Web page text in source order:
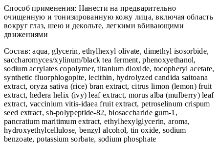
Способ применения: Нанести на предварительно
очищенную и тонизированную кожу лица, включая область
вокруг глаз, шею и декольте, легкими вбивающими
движениями
Состав: aqua, glycerin, ethylhexyl olivate, dimethyl isosorbide,
saccharomyces/xylinum/black tea ferment, phenoxyethanol,
sodium acrylates copolymer, titanium dioxide, tocopheryl acetate,
synthetic fluorphlogopite, lecithin, hydrolyzed candida saitoana
extract, oryza sativa (rice) bran extract, citrus limon (lemon) fruit
extract, hedera helix (ivy) leaf extract, morus alba (mulberry) leaf
extract, vaccinium vitis-idaea fruit extract, petroselinum crispum
seed extract, sh-polypeptide-82, biosaccharide gum-1,
pancratium maritimum extract, ethylhexylglycerin, aroma,
hydroxyethylcellulose, benzyl alcohol, tin oxide, sodium
benzoate, potassium sorbate, sodium phosphate